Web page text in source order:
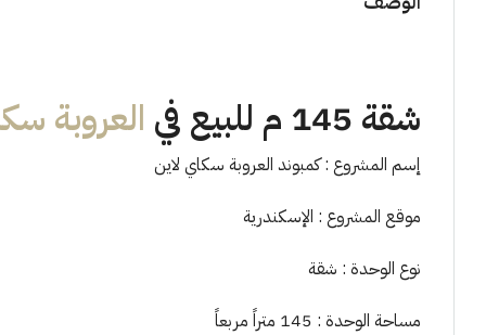
شقة 145 م للبيع في العروبة
إسم المشروع : كمبوند العروبة سكاي لاين
موقع المشروع : الإسكندرية
نوع الوحدة : شقة
مساحة الوحدة : 145 متراً مربعاً